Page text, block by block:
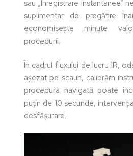
sau „Înregistrare Instantanee”
suplimentar de pregătire
economisește minute
procedurii.
În cadrul fluxului de lucru IR,
așezat pe scaun, calibrăm
procedura navigată poate
puțin de 10 secunde,
desfășurare.